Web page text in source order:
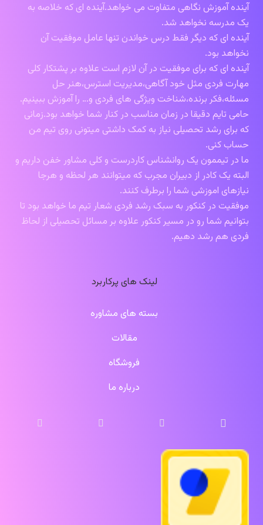
آینده آموزش نگاهی متفاوت می خواهد.آینده ای که خلاصه به
یک مدرسه نخواهد شد.
آینده ای که دیگر فقط درس خواندن تنها عامل موفقیت آن
نخواهد بود.
آینده ای که برای موفقیت در آن لازم است علاوه بر پشتکار کلی
مهارت فردی مثل خود آگاهی،مدیریت استرس،هنر حل
مسئله،فکر برنده،شناخت ویژگی های فردی و… را آموزش ببینیم.
حامی تایم دقیقا در زمان مناسب در کنار شما خواهد بود.زمانی
که برای رشد تحصیلی نیاز به کمک داشتی میتونی روی تیم من
حساب کنی.
ما در تیممون یک روانشناس کاردرست و کلی مشاور خفن داریم و
البته یک کادر از دبیران مجرب که میتوانند هر لحظه و هرجا
نیازهای اموزشی شما را برطرف کنند.
موفقیت در کنکور به سبک رشد فردی شعار تیم ما خواهد بود تا
بتوانیم شما رو در مسیر کنکور علاوه بر مسائل تحصیلی از لحاظ
فردی هم رشد دهیم.
لینک های پرکاربرد
بسته های مشاوره
مقالات
فروشگاه
درباره ما